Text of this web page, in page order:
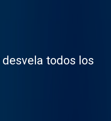
todos los